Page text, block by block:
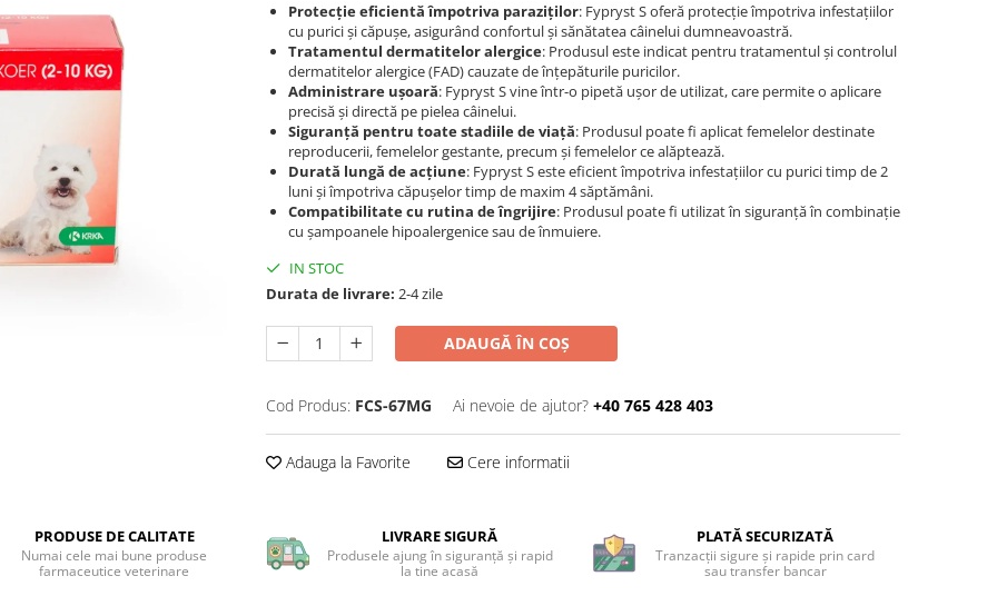
Protecție eficientă împotriva paraziților: Fypryst S oferă protecție împotriva infestațiilor
cu purici și căpușe, asigurând confortul și sănătatea câinelui dumneavoastră.
Tratamentul dermatitelor alergice: Produsul este indicat pentru tratamentul și controlul
dermatitelor alergice (FAD) cauzate de înțepăturile puricilor.
Administrare ușoară: Fypryst S vine într-o pipetă ușor de utilizat, care permite o aplicare
precisă și directă pe pielea câinelui.
Siguranță pentru toate stadiile de viață: Produsul poate fi aplicat femelelor destinate
reproducerii, femelelor gestante, precum și femelelor ce alăptează.
Durată lungă de acțiune: Fypryst S este eficient împotriva infestațiilor cu purici timp de 2
luni și împotriva căpușelor timp de maxim 4 săptămâni.
Compatibilitate cu rutina de îngrijire: Produsul poate fi utilizat în siguranță în combinație
cu șampoanele hipoalergenice sau de înmuiere.
IN STOC
Durata de livrare: 2-4 zile
ADAUGĂ ÎN COȘ
Cod Produs: FCS-67MG Ai nevoie de ajutor? +40 765 428 403
Adauga la Favorite Cere informatii
PRODUSE DE CALITATE
Numai cele mai bune produse
farmaceutice veterinare
LIVRARE SIGURĂ
Produsele ajung în siguranță și rapid
la tine acasă
PLATĂ SECURIZATĂ
Tranzacții sigure și rapide prin card
sau transfer bancar